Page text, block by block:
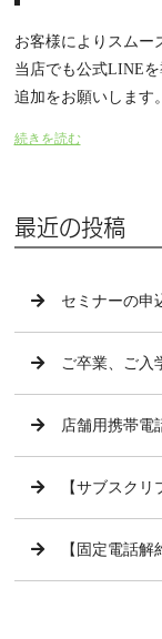
お客様によりスムー
当店でも公式LINE
追加をお願いします
続きを読む
最近の投稿
セミナーの申
ご卒業、ご入
店舗用携帯電
【サブスク
【固定電話解